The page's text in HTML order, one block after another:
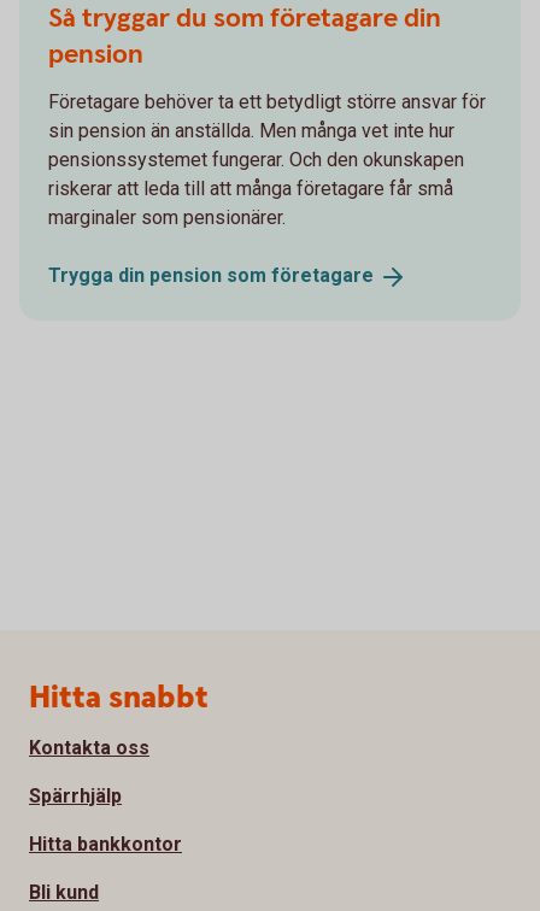
Så tryggar du som företagare din
pension
Företagare behöver ta ett betydligt större ansvar för
sin pension än anställda. Men många vet inte hur
pensionssystemet fungerar. Och den okunskapen
riskerar att leda till att många företagare får små
marginaler som pensionärer.
Trygga din pension som företagare
Sidfot
Hitta snabbt
Kontakta oss
Spärrhjälp
Hitta bankkontor
Bli kund